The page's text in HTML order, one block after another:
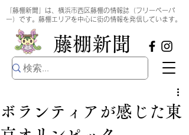
​藤棚新聞
「藤棚新聞」は、横浜市西区藤棚の情報誌（フリーペーパ
ー）です。藤棚エリアを中心に街の情報を発信しています。
ボランティアが感じた東